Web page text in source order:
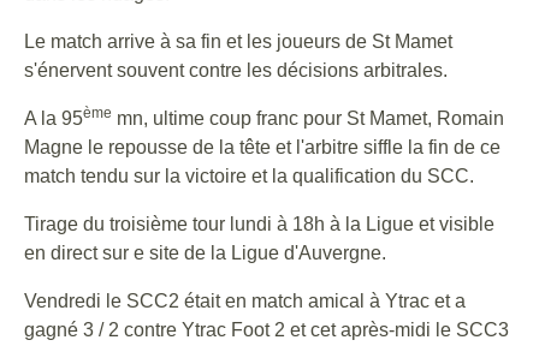
Le match arrive à sa fin et les joueurs de St Mamet
s'énervent souvent contre les décisions arbitrales.
A la 95ème mn, ultime coup franc pour St Mamet, Romain
Magne le repousse de la tête et l'arbitre siffle la fin de ce
match tendu sur la victoire et la qualification du SCC.
Tirage du troisième tour lundi à 18h à la Ligue et visible
en direct sur e site de la Ligue d'Auvergne.
Vendredi le SCC2 était en match amical à Ytrac et a
gagné 3 / 2 contre Ytrac Foot 2 et cet après-midi le SCC3